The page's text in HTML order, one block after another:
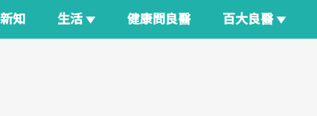
新知 生活 健康問良醫 百大良醫